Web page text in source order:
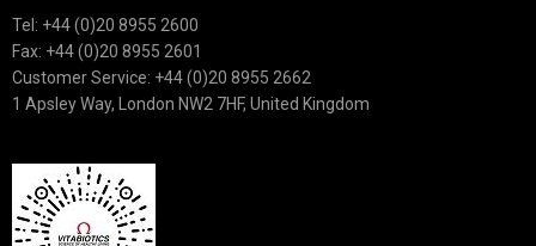
Tel: +44 (0)20 8955 2600
Fax: +44 (0)20 8955 2601
Customer Service: +44 (0)20 8955 2662
1 Apsley Way, London NW2 7HF, United Kingdom